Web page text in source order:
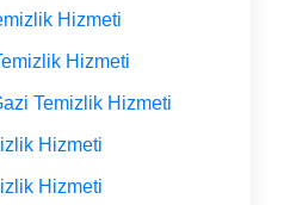
Hizmeti
Hizmeti
Temizlik Hizmeti
Hizmeti
Hizmeti